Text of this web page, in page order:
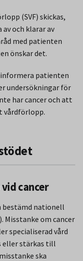
(SVF) skickas,
och klarar av
med patienten
önskar det.
patienten
undersökningar för
har cancer och att
vårdförlopp.
cancer
bestämd nationell
Misstanke om cancer
specialiserad vård
eller stärkas till
ska